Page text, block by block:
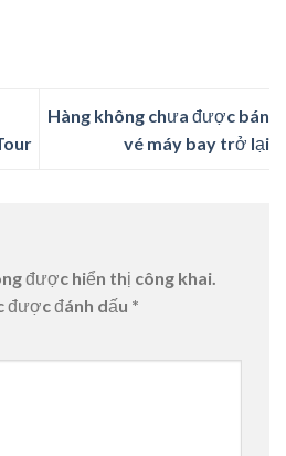
Hàng không chưa được bán
vé máy bay trở lại
được hiển thị công khai.
được đánh dấu *